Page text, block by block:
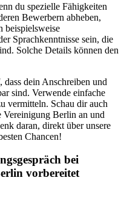
du spezielle Fähigkeiten
Bewerbern abheben,
beispielsweise
Sprachkenntnisse sein, die
Solche Details können den
dass dein Anschreiben und
sind. Verwende einfache
vermitteln. Schau dir auch
Vereinigung Berlin an und
daran, direkt über unsere
Chancen!
bei
vorbereitet